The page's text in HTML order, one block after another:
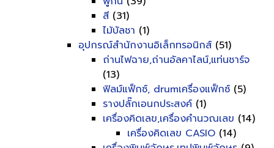
สี (31)
ไม้บัลชา (1)
อุปกรณ์สำนักงานอิเล็กทรอนิกส์ (51)
ถ่านไฟฉาย,ถ่านอัลคาไลน์,แท่นชาร์จ
(13)
ฟิลม์แฟ็กซ์, drumเครื่องแฟ็กซ์ (5)
รางปลั๊กเอนกประสงค์ (1)
เครื่องคิดเลข,เครื่องคำนวณเลข (14)
เครื่องคิดเลข CASIO (14)